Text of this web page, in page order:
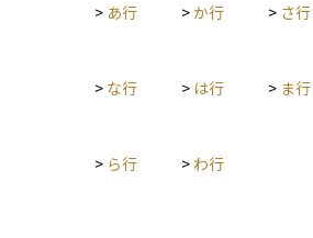
> あ行 >か行 > さ行
> な行 > は行 > ま行
> ら行 > わ行